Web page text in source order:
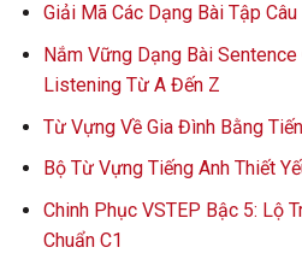
Giải Mã Các Dạng Bài Tập
Nắm Vững Dạng Bài
Listening Từ A Đến Z
Từ Vựng Về Gia Đình Bằng
Bộ Từ Vựng Tiếng Anh Thiết
Chinh Phục VSTEP Bậc 5: Lộ
Chuẩn C1